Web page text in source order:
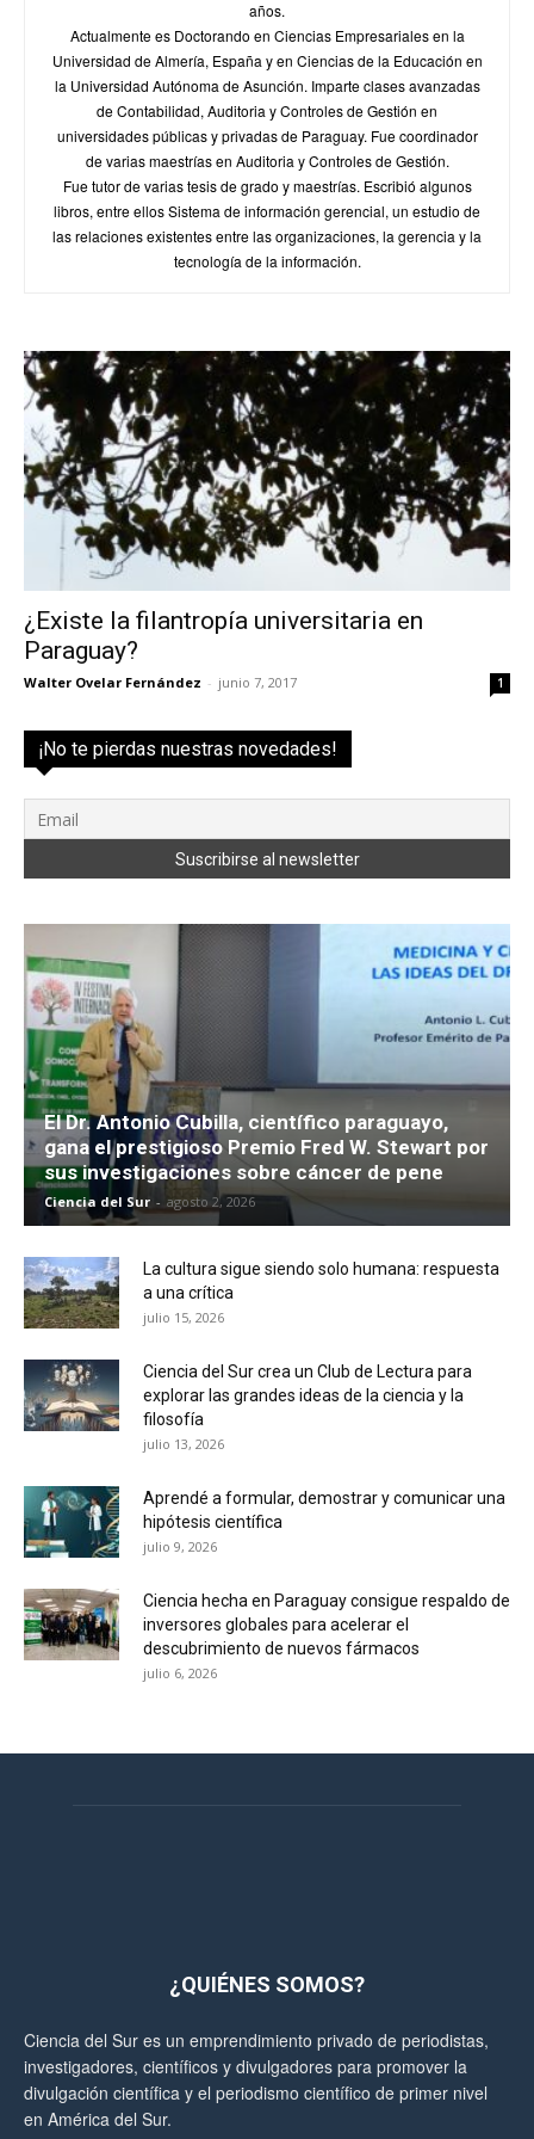
años.
Actualmente es Doctorando en Ciencias Empresariales en la
Universidad de Almería, España y en Ciencias de la Educación en
la Universidad Autónoma de Asunción. Imparte clases avanzadas
de Contabilidad, Auditoria y Controles de Gestión en
universidades públicas y privadas de Paraguay. Fue coordinador
de varias maestrías en Auditoria y Controles de Gestión.
Fue tutor de varias tesis de grado y maestrías. Escribió algunos
libros, entre ellos Sistema de información gerencial, un estudio de
las relaciones existentes entre las organizaciones, la gerencia y la
tecnología de la información.
¿Existe la filantropía universitaria en
Paraguay?
Walter Ovelar Fernández - junio 7, 2017 1
¡No te pierdas nuestras novedades!
El Dr. Antonio Cubilla, científico paraguayo,
gana el prestigioso Premio Fred W. Stewart por
sus investigaciones sobre cáncer de pene
Ciencia del Sur - agosto 2, 2026
La cultura sigue siendo solo humana: respuesta
a una crítica
julio 15, 2026
Ciencia del Sur crea un Club de Lectura para
explorar las grandes ideas de la ciencia y la
filosofía
julio 13, 2026
Aprendé a formular, demostrar y comunicar una
hipótesis científica
julio 9, 2026
Ciencia hecha en Paraguay consigue respaldo de
inversores globales para acelerar el
descubrimiento de nuevos fármacos
julio 6, 2026
¿QUIÉNES SOMOS?
Ciencia del Sur es un emprendimiento privado de periodistas,
investigadores, científicos y divulgadores para promover la
divulgación científica y el periodismo científico de primer nivel
en América del Sur.